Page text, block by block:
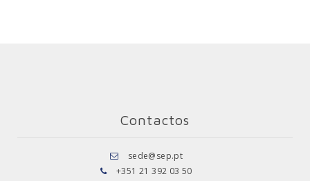
Contactos
sede@sep.pt
+351 21 392 03 50